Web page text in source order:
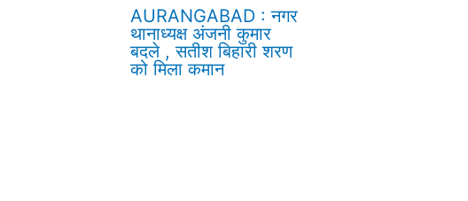
AURANGABAD : नगर
थानाध्यक्ष अंजनी कुमार
बदले , सतीश बिहारी शरण
को मिला कमान